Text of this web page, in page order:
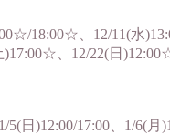
18:00☆、12/11(水
)17:00☆、12/22(日
5(日)12:00/17:00、1/6(